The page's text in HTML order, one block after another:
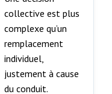
collective est plus
complexe qu’un
remplacement
individuel,
justement à cause
du conduit.